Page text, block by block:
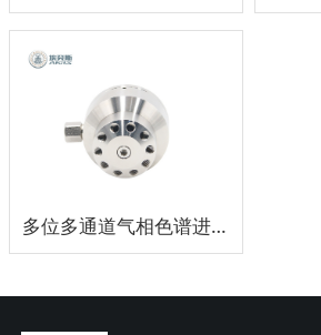
多位多通道气相色谱进样隔膜阀